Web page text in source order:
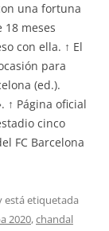
una fortuna
18 meses
con ella. ↑ El
para
(ed.).
↑ Página oficial
cinco
FC Barcelona
está etiquetada
2020,chandal